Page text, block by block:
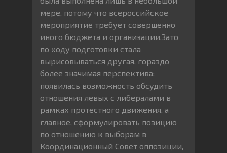
мере, потому что всероссийское
мероприятие требует совершенно
иного бюджета и организации.Зато
по ходу подготовки стала
вырисовываться другая, гораздо
более значимая перспектива:
появилась возможность обсудить
отношения левых с либералами в
рамках протестного движения, а
главное, сформулировать позицию
по отношению к выборам в
Координационный Совет оппозиции,